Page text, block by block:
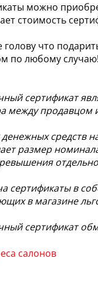
можно
стоимость
голову что
по любому случаю!
сертификат
между продавцом
денежных средств
размер
сертификаты в
в магазине
сертификат
салонов